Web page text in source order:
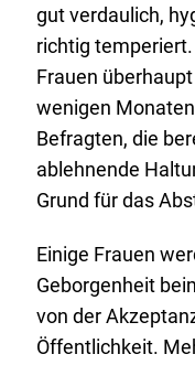
gut verdaulich,
richtig
Frauen
wenigen
Befragten, die
ablehnende
Grund für das
Einige Frauen
Geborgenheit
von der
Öffentlichkeit.